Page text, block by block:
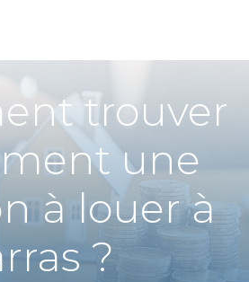
trouver
une
à louer à
?